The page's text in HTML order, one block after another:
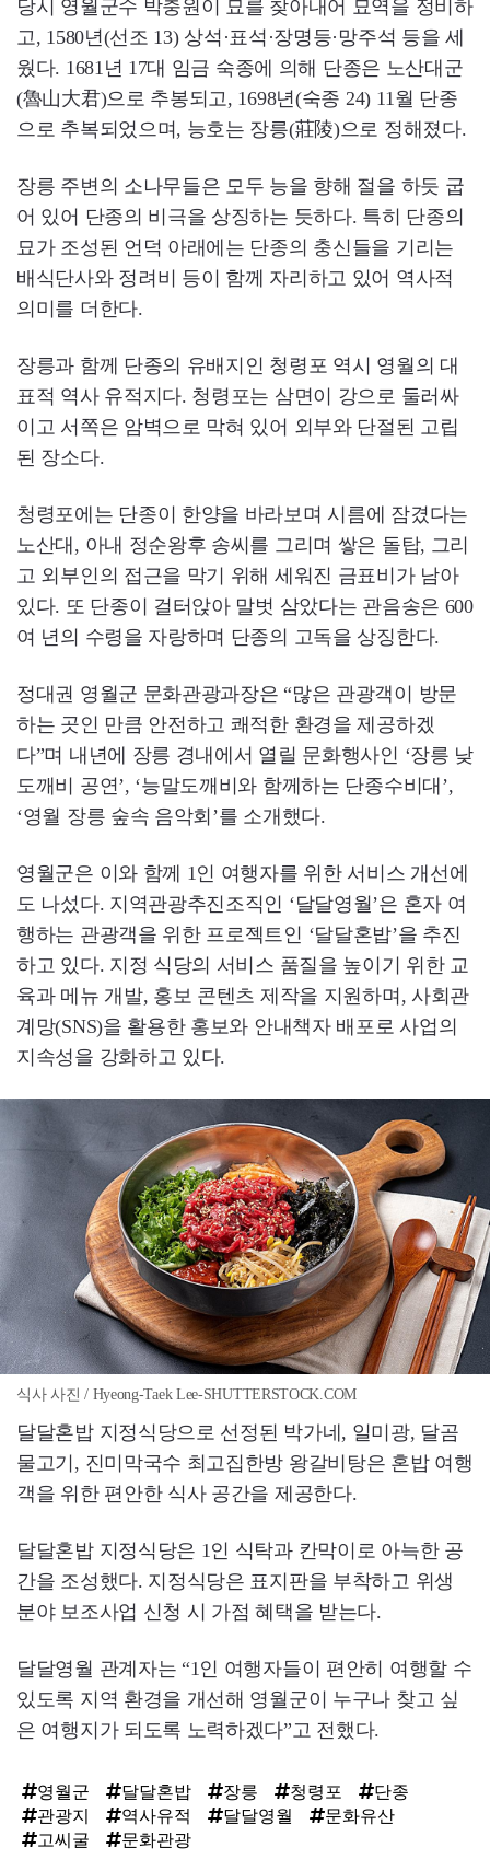
당시 영월군수 박충원이 묘를 찾아내어 묘역을 정비하
고, 1580년(선조 13) 상석·표석·장명등·망주석 등을 세
웠다. 1681년 17대 임금 숙종에 의해 단종은 노산대군
(魯山大君)으로 추봉되고, 1698년(숙종 24) 11월 단종
으로 추복되었으며, 능호는 장릉(莊陵)으로 정해졌다.
장릉 주변의 소나무들은 모두 능을 향해 절을 하듯 굽
어 있어 단종의 비극을 상징하는 듯하다. 특히 단종의
묘가 조성된 언덕 아래에는 단종의 충신들을 기리는
배식단사와 정려비 등이 함께 자리하고 있어 역사적
의미를 더한다.
장릉과 함께 단종의 유배지인 청령포 역시 영월의 대
표적 역사 유적지다. 청령포는 삼면이 강으로 둘러싸
이고 서쪽은 암벽으로 막혀 있어 외부와 단절된 고립
된 장소다.
청령포에는 단종이 한양을 바라보며 시름에 잠겼다는
노산대, 아내 정순왕후 송씨를 그리며 쌓은 돌탑, 그리
고 외부인의 접근을 막기 위해 세워진 금표비가 남아
있다. 또 단종이 걸터앉아 말벗 삼았다는 관음송은 600
여 년의 수령을 자랑하며 단종의 고독을 상징한다.
정대권 영월군 문화관광과장은 “많은 관광객이 방문
하는 곳인 만큼 안전하고 쾌적한 환경을 제공하겠
다”며 내년에 장릉 경내에서 열릴 문화행사인 ‘장릉 낮
도깨비 공연’, ‘능말도깨비와 함께하는 단종수비대’,
‘영월 장릉 숲속 음악회’를 소개했다.
영월군은 이와 함께 1인 여행자를 위한 서비스 개선에
도 나섰다. 지역관광추진조직인 ‘달달영월’은 혼자 여
행하는 관광객을 위한 프로젝트인 ‘달달혼밥’을 추진
하고 있다. 지정 식당의 서비스 품질을 높이기 위한 교
육과 메뉴 개발, 홍보 콘텐츠 제작을 지원하며, 사회관
계망(SNS)을 활용한 홍보와 안내책자 배포로 사업의
지속성을 강화하고 있다.
식사 사진 / Hyeong-Taek Lee-SHUTTERSTOCK.COM
달달혼밥 지정식당으로 선정된 박가네, 일미광, 달곰
물고기, 진미막국수 최고집한방 왕갈비탕은 혼밥 여행
객을 위한 편안한 식사 공간을 제공한다.
달달혼밥 지정식당은 1인 식탁과 칸막이로 아늑한 공
간을 조성했다. 지정식당은 표지판을 부착하고 위생
분야 보조사업 신청 시 가점 혜택을 받는다.
달달영월 관계자는 “1인 여행자들이 편안히 여행할 수
있도록 지역 환경을 개선해 영월군이 누구나 찾고 싶
은 여행지가 되도록 노력하겠다”고 전했다.
영월군 달달혼밥 장릉 청령포
단종
관광지
역사유적 달달영월
문화유산
고씨굴
문화관광